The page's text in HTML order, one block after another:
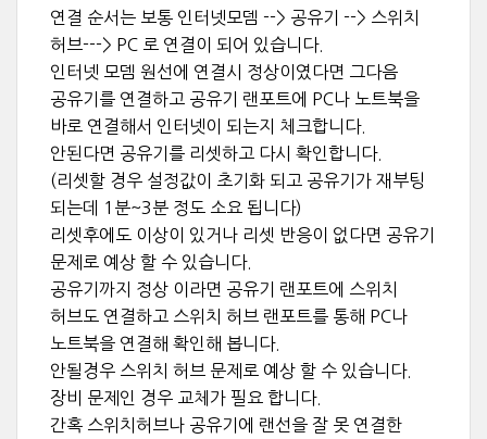
연결 순서는 보통 인터넷모뎀 --> 공유기 --> 스위치
허브---> PC 로 연결이 되어 있습니다.
인터넷 모뎀 원선에 연결시 정상이였다면 그다음
공유기를 연결하고 공유기 랜포트에 PC나 노트북을
바로 연결해서 인터넷이 되는지 체크합니다.
안된다면 공유기를 리셋하고 다시 확인합니다.
(리셋할 경우 설정값이 초기화 되고 공유기가 재부팅
되는데 1분~3분 정도 소요 됩니다)
리셋후에도 이상이 있거나 리셋 반응이 없다면 공유기
문제로 예상 할 수 있습니다.
공유기까지 정상 이라면 공유기 랜포트에 스위치
허브도 연결하고 스위치 허브 랜포트를 통해 PC나
노트북을 연결해 확인해 봅니다.
안될경우 스위치 허브 문제로 예상 할 수 있습니다.
장비 문제인 경우 교체가 필요 합니다.
간혹 스위치허브나 공유기에 랜선을 잘 못 연결한